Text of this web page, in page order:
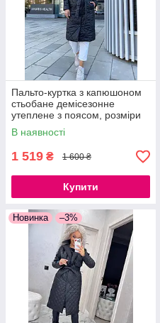
Пальто-куртка з капюшоном
стьобане демісезонне
утеплене з поясом, розміри
S–XL
В наявності
1 519 ₴ 1 600 ₴
Купити
Новинка –3%